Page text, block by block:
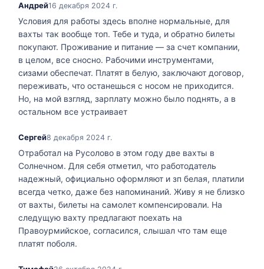
Андрей16 декабря 2024 г.
Условия для работы здесь вполне нормальные, для
вахты так вообще топ. Тебе и туда, и обратно билеты
покупают. Проживание и питание — за счет компании,
в целом, все сносно. Рабочими инструментами,
сизами обеспечат. Платят в белую, заключают договор,
переживать, что останешься с носом не приходится.
Но, на мой взгляд, зарплату можно было поднять, а в
остальном все устраивает
Сергей8 декабря 2024 г.
Отработал на Русолово в этом году две вахты в
Солнечном. Для себя отметил, что работодатель
надежный, официально оформляют и зп белая, платили
всегда четко, даже без напоминаний. Живу я не близко
от вахты, билеты на самолет компенсировали. На
следущую вахту предлагают поехать на
Правоурмийское, согласился, слышал что там еще
платят поболя.